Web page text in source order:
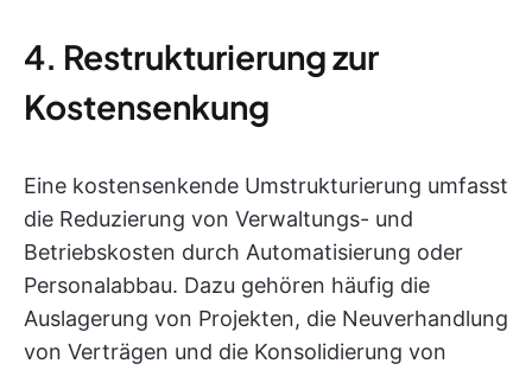
4. Restrukturierung zur
Kostensenkung
Eine kostensenkende Umstrukturierung umfasst
die Reduzierung von Verwaltungs- und
Betriebskosten durch Automatisierung oder
Personalabbau. Dazu gehören häufig die
Auslagerung von Projekten, die Neuverhandlung
von Verträgen und die Konsolidierung von